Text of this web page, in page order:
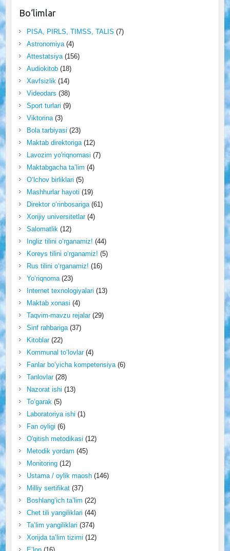
Bo‘limlar
PISA, PIRLS, TIMSS, TALIS (7)
Astronomiya(4)
Attestatsiya(156)
Audiokitob(18)
Xavfsizlik(14)
Videodars (38)
Sport turlari (9)
Viktorina(3)
Bola tarbiyasi (23)
Maktab direktoriga(12)
Lavozim yo'riqnomasi (7)
Maktabgacha ta’lim (4)
O‘lchov birliklari (5)
Mashhurlar hayoti (19)
Direktor o‘rinbosariga(61)
Xorijiy universitetlar(4)
Salomatlik(12)
Ingliz tilini o‘rganamiz! (44)
Koreys tilini o‘rganamiz! (5)
Rus tilini o‘rganamiz! (16)
Yo‘riqnoma(23)
Internet texnologiyalari (13)
Maktab xonasi (4)
Taqvim-mavzu rejalar(29)
Sinf rahbariga(37)
Kitoblar(22)
Kommunal to‘lovlar(4)
Fanlar bo‘yicha kompetensiya(6)
Tanlovlar(28)
Nazorat ishi (13)
To‘garak(5)
Laboratoriya ishi (1)
Fan oyligi (6)
O'qitish metodikasi (12)
Metodik yordam (45)
Monitoring(12)
Ustama / oylik maosh(146)
Milliy sertifikat(37)
Boshlang‘ich ta’lim (22)
Chet tili yangiliklari (44)
Ta’lim yangiliklari (374)
Xorijda ta’lim tizimi (12)